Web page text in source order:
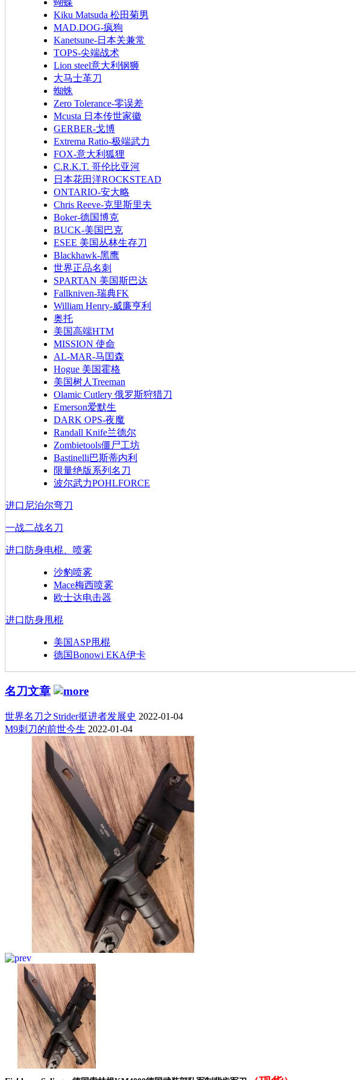
蝴蝶
Kiku Matsuda 松田菊男
MAD.DOG-疯狗
Kanetsune-日本关兼常
TOPS-尖端战术
Lion steel意大利钢狮
大马士革刀
蜘蛛
Zero Tolerance-零误差
Mcusta 日本传世家徽
GERBER-戈博
Extrema Ratio-极端武力
FOX-意大利狐狸
C.R.K.T. 哥伦比亚河
日本花田洋ROCKSTEAD
ONTARIO-安大略
Chris Reeve-克里斯里夫
Boker-德国博克
BUCK-美国巴克
ESEE 美国丛林生存刀
Blackhawk-黑鹰
世界正品名刺
SPARTAN 美国斯巴达
Fallkniven-瑞典FK
William Henry-威廉亨利
奥托
美国高端HTM
MISSION 使命
AL-MAR-马囯森
Hogue 美国霍格
美国树人Treeman
Olamic Cutlery 俄罗斯狩猎刀
Emerson爱默生
DARK OPS-夜魔
Randall Knife兰德尔
Zombietools僵尸工坊
Bastinelli巴斯蒂内利
限量绝版系列名刀
波尔武力POHLFORCE
进口尼泊尔弯刀
一战二战名刀
进口防身电棍、喷雾
沙豹喷雾
Mace梅西喷雾
欧士达电击器
进口防身甩棍
美国ASP甩棍
德国Bonowi EKA伊卡
名刀文章
世界名刀之Strider挺进者发展史 2022-01-04
M9刺刀的前世今生 2022-01-04